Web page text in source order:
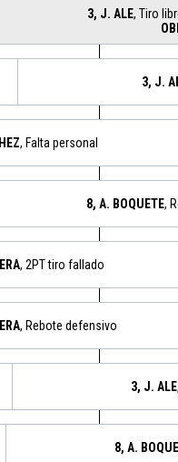
3, J. ALE, Tiro
3, J.
, Falta personal
8, A. BOQUETE,
, 2PT tiro fallado
, Rebote defensivo
3, J. ALE
8, A.